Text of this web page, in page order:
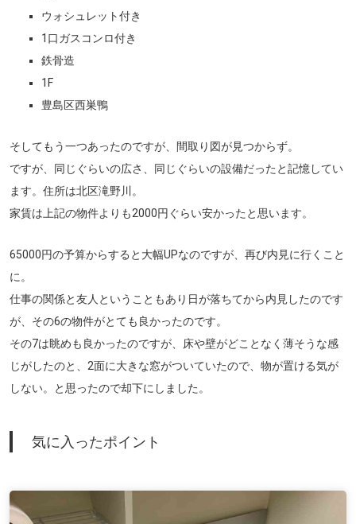
ウォシュレット付き
1口ガスコンロ付き
鉄骨造
1F
豊島区西巣鴨
そしてもう一つあったのですが、間取り図が見つからず。
ですが、同じぐらいの広さ、同じぐらいの設備だったと記憶してい
ます。住所は北区滝野川。
家賃は上記の物件よりも2000円ぐらい安かったと思います。
65000円の予算からすると大幅UPなのですが、再び内見に行くこと
に。
仕事の関係と友人ということもあり日が落ちてから内見したのです
が、その6の物件がとても良かったのです。
その7は眺めも良かったのですが、床や壁がどことなく薄そうな感
じがしたのと、2面に大きな窓がついていたので、物が置ける気が
しない。と思ったので却下にしました。
気に入ったポイント